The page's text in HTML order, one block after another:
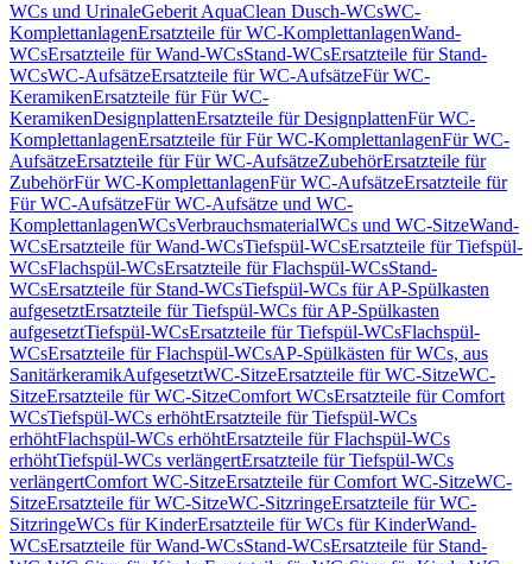
WCs und UrinaleGeberit AquaClean Dusch-WCsWC-
KomplettanlagenErsatzteile für WC-KomplettanlagenWand-
WCsErsatzteile für Wand-WCsStand-WCsErsatzteile für Stand-
WCsWC-AufsätzeErsatzteile für WC-AufsätzeFür WC-
KeramikenErsatzteile für Für WC-
KeramikenDesignplattenErsatzteile für DesignplattenFür WC-
KomplettanlagenErsatzteile für Für WC-KomplettanlagenFür WC-
AufsätzeErsatzteile für Für WC-AufsätzeZubehörErsatzteile für
ZubehörFür WC-KomplettanlagenFür WC-AufsätzeErsatzteile für
Für WC-AufsätzeFür WC-Aufsätze und WC-
KomplettanlagenWCsVerbrauchsmaterialWCs und WC-SitzeWand-
WCsErsatzteile für Wand-WCsTiefspül-WCsErsatzteile für Tiefspül-
WCsFlachspül-WCsErsatzteile für Flachspül-WCsStand-
WCsErsatzteile für Stand-WCsTiefspül-WCs für AP-Spülkasten
aufgesetztErsatzteile für Tiefspül-WCs für AP-Spülkasten
aufgesetztTiefspül-WCsErsatzteile für Tiefspül-WCsFlachspül-
WCsErsatzteile für Flachspül-WCsAP-Spülkästen für WCs, aus
SanitärkeramikAufgesetztWC-SitzeErsatzteile für WC-SitzeWC-
SitzeErsatzteile für WC-SitzeComfort WCsErsatzteile für Comfort
WCsTiefspül-WCs erhöhtErsatzteile für Tiefspül-WCs
erhöhtFlachspül-WCs erhöhtErsatzteile für Flachspül-WCs
erhöhtTiefspül-WCs verlängertErsatzteile für Tiefspül-WCs
verlängertComfort WC-SitzeErsatzteile für Comfort WC-SitzeWC-
SitzeErsatzteile für WC-SitzeWC-SitzringeErsatzteile für WC-
SitzringeWCs für KinderErsatzteile für WCs für KinderWand-
WCsErsatzteile für Wand-WCsStand-WCsErsatzteile für Stand-